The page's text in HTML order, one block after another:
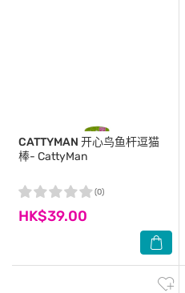
CATTYMAN 开心鸟鱼杆逗猫
棒- CattyMan
HK$39.00
(0)